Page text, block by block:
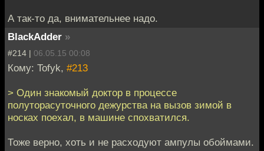
А так-то да, внимательнее надо.
BlackAdder »
#214 | 06.05.15 00:08
Кому: Tofyk, #213
> Один знакомый доктор в процессе
полуторасуточного дежурства на вызов зимой в
носках поехал, в машине спохватился.
Тоже верно, хоть и не расходуют ампулы обоймами.